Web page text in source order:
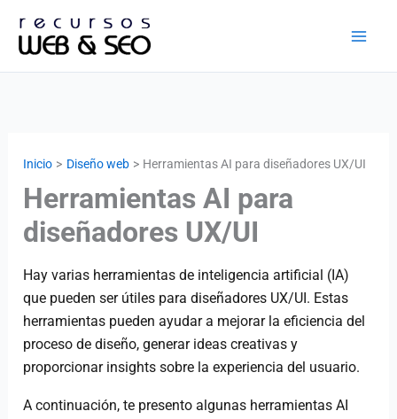
Inicio Diseño web Herramientas AI para diseñadores UX/UI
Herramientas AI para
diseñadores UX/UI
Hay varias herramientas de inteligencia artificial (IA)
que pueden ser útiles para diseñadores UX/UI. Estas
herramientas pueden ayudar a mejorar la eficiencia del
proceso de diseño, generar ideas creativas y
proporcionar insights sobre la experiencia del usuario.
A continuación, te presento algunas herramientas AI